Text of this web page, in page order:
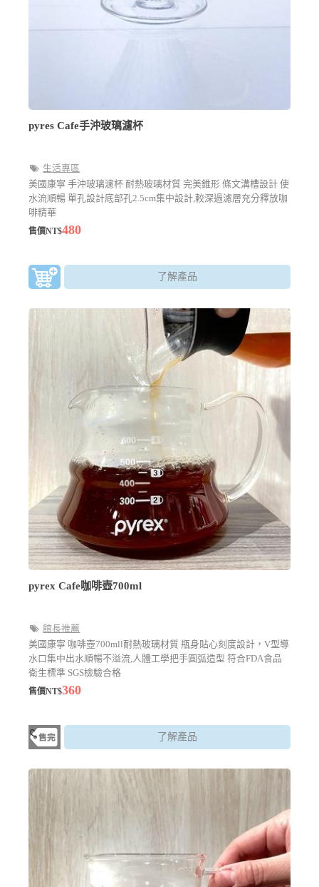
pyres Cafe手沖玻璃濾杯
生活專區
美國康寧 手沖玻璃濾杯 耐熱玻璃材質 完美錐形 條文溝槽設計 使
水流順暢 單孔設計底部孔2.5cm集中設計,較深過濾層充分釋放咖
啡精華
售價NT$480
了解產品
pyrex Cafe咖啡壺700ml
館長推薦
美國康寧 咖啡壺700mll耐熱玻璃材質 瓶身貼心刻度設計，V型導
水口集中出水順暢不溢流,人體工學把手圓弧造型 符合FDA食品
衛生標準 SGS檢驗合格
售價NT$360
了解產品